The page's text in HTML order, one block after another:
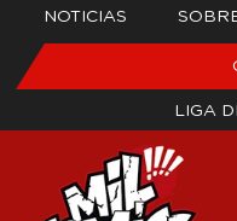
NOTICIAS
LIGA